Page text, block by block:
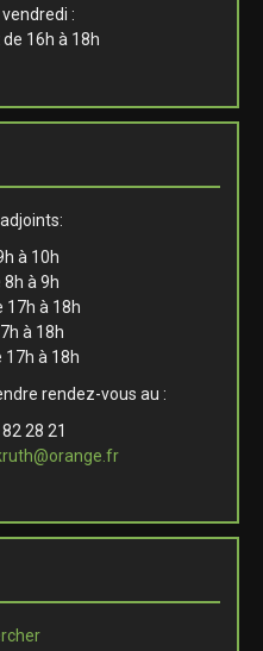
:
16h à 18h
à 10h
à 9h
17h à 18h
à 18h
17h à 18h
rendez-vous au :
28 21